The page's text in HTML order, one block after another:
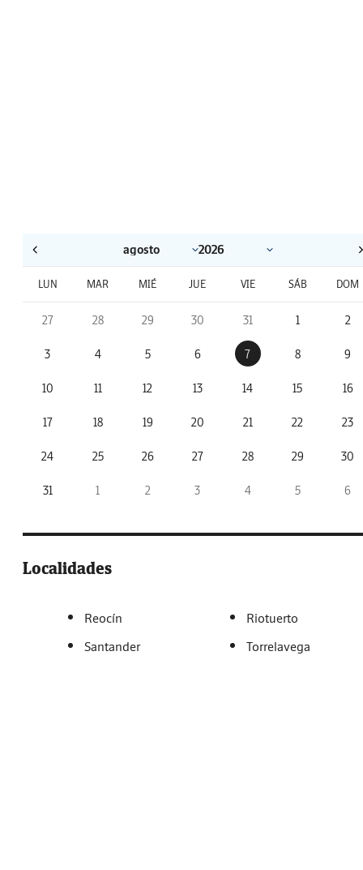
LUN MAR MIÉ JUE VIE SÁB DOM
27 28 29 30 31 1 2
3 4 5 6 7 8 9
10 11 12 13 14 15 16
17 18 19 20 21 22 23
24 25 26 27 28 29 30
31 1 2 3 4 5 6
Localidades
Reocín
Riotuerto
Santander
Torrelavega